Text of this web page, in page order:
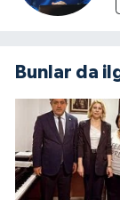
Bunlar da